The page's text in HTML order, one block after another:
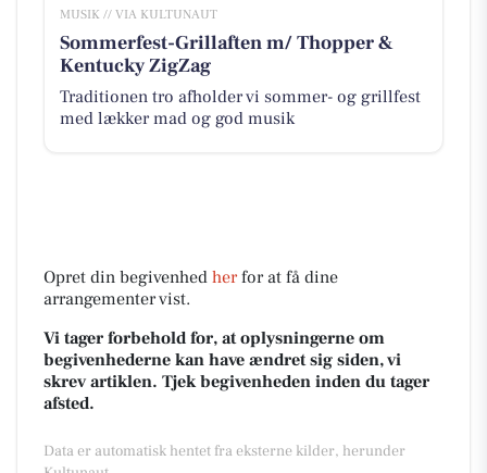
MUSIK // VIA KULTUNAUT
Sommerfest-Grillaften m/ Thopper &
Kentucky ZigZag
Traditionen tro afholder vi sommer- og grillfest
med lækker mad og god musik
Opret din begivenhed herfor at få dine
arrangementer vist.
Vi tager forbehold for, at oplysningerne om
begivenhederne kan have ændret sig siden, vi
skrev artiklen. Tjek begivenheden inden du tager
afsted.
Data er automatisk hentet fra eksterne kilder, herunder